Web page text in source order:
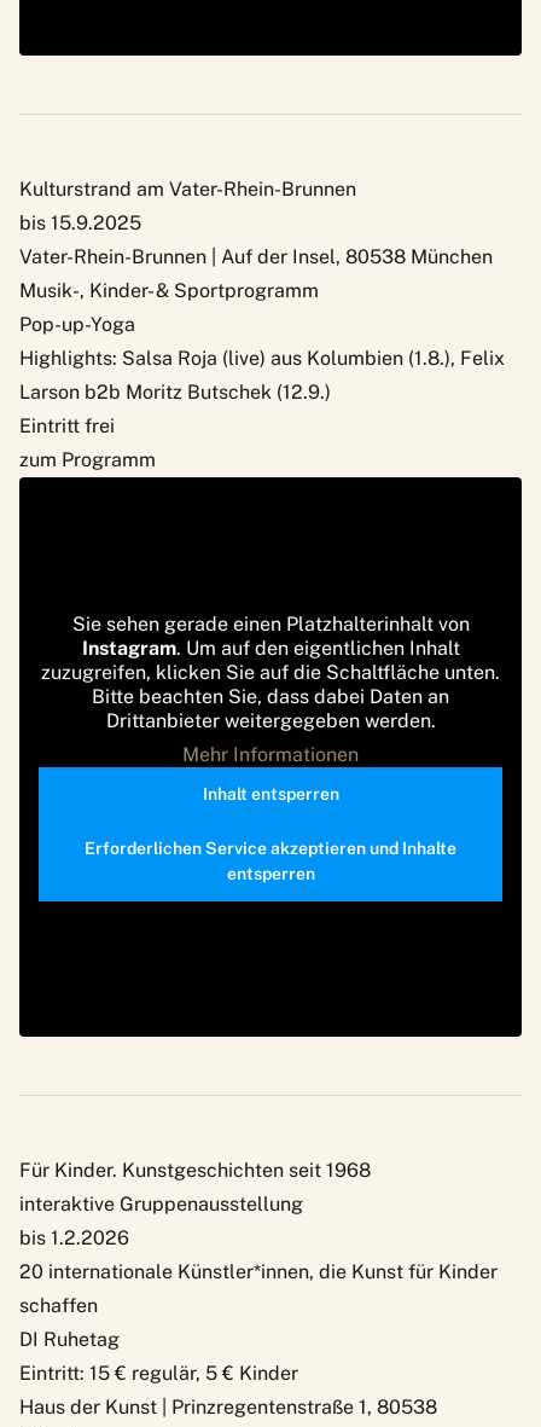
Kulturstrand am Vater-Rhein-Brunnen
bis 15.9.2025
Vater-Rhein-Brunnen | Auf der Insel, 80538 München
Musik-, Kinder- & Sportprogramm
Pop-up-Yoga
Highlights: Salsa Roja (live) aus Kolumbien (1.8.), Felix
Larson b2b Moritz Butschek (12.9.)
Eintritt frei
zum Programm
Sie sehen gerade einen Platzhalterinhalt von
Instagram. Um auf den eigentlichen Inhalt
zuzugreifen, klicken Sie auf die Schaltfläche unten.
Bitte beachten Sie, dass dabei Daten an
Drittanbieter weitergegeben werden.
Mehr Informationen
Inhalt entsperren
Erforderlichen Service akzeptieren und Inhalte
entsperren
Für Kinder. Kunstgeschichten seit 1968
interaktive Gruppenausstellung
bis 1.2.2026
20 internationale Künstler*innen, die Kunst für Kinder
schaffen
DI Ruhetag
Eintritt: 15 € regulär, 5 € Kinder
Haus der Kunst | Prinzregentenstraße 1, 80538